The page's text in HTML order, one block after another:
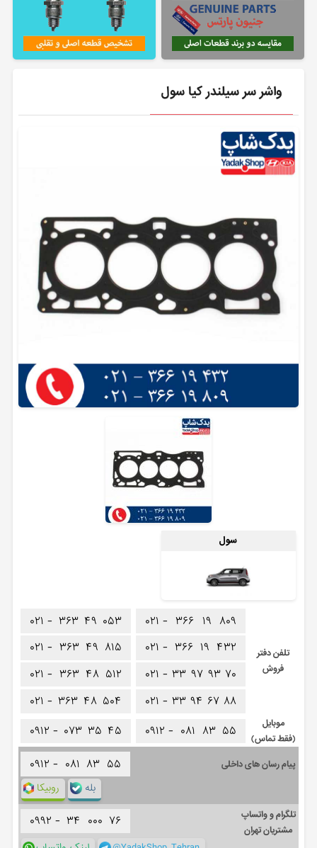
واشر سر سیلندر کیا سول
سول
تلفن دفتر
فروش
۰۲۱ - ۳۶۶ ۱۹ ۸۰۹
۰۲۱ - ۳۶۶ ۱۹ ۴۳۲
۰۲۱ - ۳۳ ۹۷ ۹۳ ۷۰
۰۲۱ - ۳۳ ۹۴ ۶۷ ۸۸
۰۲۱ - ۳۶۳ ۴۹ ۰۵۳
۰۲۱ - ۳۶۳ ۴۹ ۸۱۵
۰۲۱ - ۳۶۳ ۴۸ ۵۱۲
۰۲۱ - ۳۶۳ ۴۸ ۵۰۴
موبایل
(فقط تماس)
۰۹۱۲ - ۰۸۱ ۸۳ ۵۵ ۰۹۱۲ - ۰۷۳ ۳۵ ۴۵
پیام رسان های داخلی ۰۹۱۲ - ۰۸۱ ۸۳ ۵۵
روبیکا بله
تلگرام و واتساپ
مشتریان تهران
۰۹۹۲ - ۳۴ ۰۰۰ ۷۶